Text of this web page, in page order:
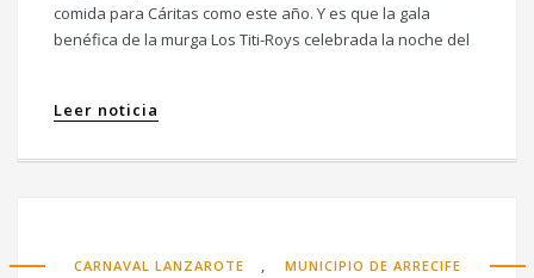
comida para Cáritas como este año. Y es que la gala
benéfica de la murga Los Titi-Roys celebrada la noche del
Leer noticia
CARNAVAL LANZAROTE , MUNICIPIO DE ARRECIFE